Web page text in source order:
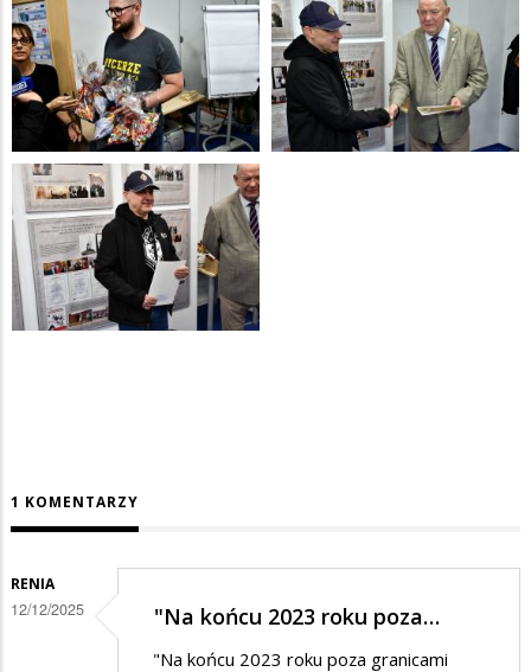
1 KOMENTARZY
RENIA
12/12/2025 "Na końcu 2023 roku poza…
"Na końcu 2023 roku poza granicami